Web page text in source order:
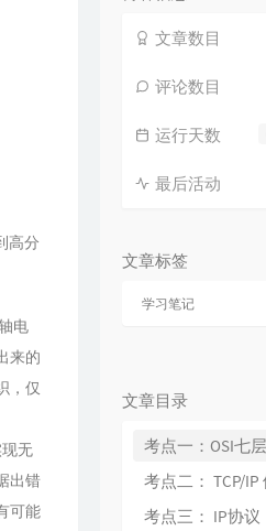
高分
电
来的
，仅
无
出错
可能
文章数目
评论数目
运行天数
最后活动
文章标签
学习笔记
文章目录
考点二： TCP/IP
考点三： IP协议